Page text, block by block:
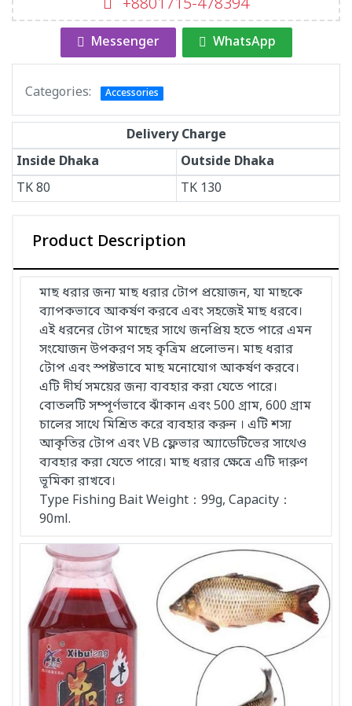
+8801715-478394
Messenger WhatsApp
Categories: Accessories
Delivery Charge
Inside Dhaka
Outside Dhaka
TK80 TK 130
Product Description
মাছ ধরার জন্য মাছ ধরার টোপ প্রয়োজন, যা মাছকে
ব্যাপকভাবে আকর্ষণ করবে এবং সহজেই মাছ ধরবে।
এই ধরনের টোপ মাছের সাথে জনপ্রিয় হতে পারে এমন
সংযোজন উপকরণ সহ কৃত্রিম প্রলোভন। মাছ ধরার
টোপ এবং স্পষ্টভাবে মাছ মনোযোগ আকর্ষণ করবে।
এটি দীর্ঘ সময়ের জন্য ব্যবহার করা যেতে পারে।
বোতলটি সম্পূর্ণভাবে ঝাঁকান এবং 500 গ্রাম, 600 গ্রাম
চালের সাথে মিশ্রিত করে ব্যবহার করুন । এটি শস্য
আকৃতির টোপ এবং VB ফ্লেভার অ্যাডেটিভের সাথেও
ব্যবহার করা যেতে পারে। মাছ ধরার ক্ষেত্রে এটি দারুণ
ভূমিকা রাখবে।
Type Fishing Bait Weight：99g, Capacity：
90ml.